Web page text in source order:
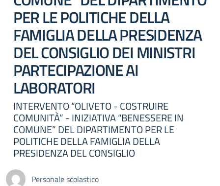
PER LE POLITICHE DELLA
FAMIGLIA DELLA PRESIDENZA
DEL CONSIGLIO DEI MINISTRI
PARTECIPAZIONE AI
LABORATORI
INTERVENTO “OLIVETO - COSTRUIRE
COMUNITÀ” - INIZIATIVA “BENESSERE IN
COMUNE” DEL DIPARTIMENTO PER LE
POLITICHE DELLA FAMIGLIA DELLA
PRESIDENZA DEL CONSIGLIO
Personale scolastico